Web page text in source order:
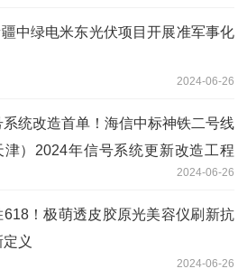
中绿电米东光伏项目开展准军事化
2024-06-26
系统改造首单！海信中标神铁二号线
津）2024年信号系统更新改造工程
2024-06-26
618！极萌透皮胶原光美容仪刷新抗
义
2024-06-26